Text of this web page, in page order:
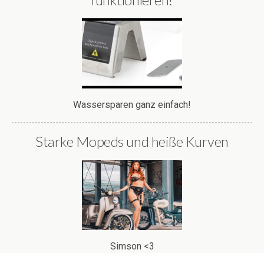
Wassersparen ganz einfach!
Starke Mopeds und heiße Kurven
Simson <3